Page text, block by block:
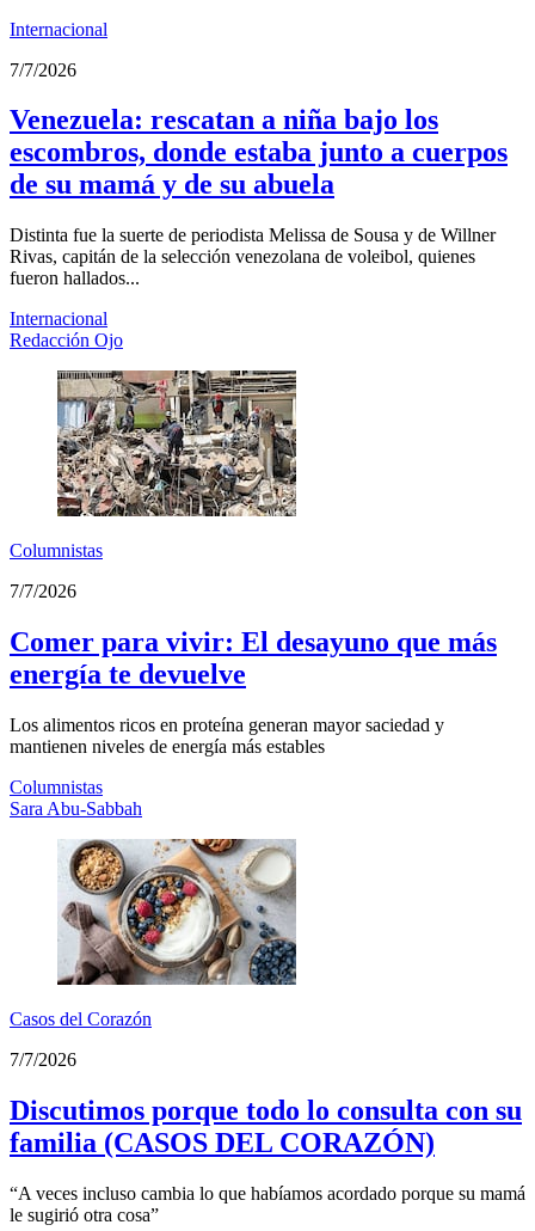
Internacional
7/7/2026
Venezuela: rescatan a niña bajo los
escombros, donde estaba junto a cuerpos
de su mamá y de su abuela
Distinta fue la suerte de periodista Melissa de Sousa y de Willner
Rivas, capitán de la selección venezolana de voleibol, quienes
fueron hallados...
Internacional
Redacción Ojo
Columnistas
7/7/2026
Comer para vivir: El desayuno que más
energía te devuelve
Los alimentos ricos en proteína generan mayor saciedad y
mantienen niveles de energía más estables
Columnistas
Sara Abu-Sabbah
Casos del Corazón
7/7/2026
Discutimos porque todo lo consulta con su
familia (CASOS DEL CORAZÓN)
“A veces incluso cambia lo que habíamos acordado porque su mamá
le sugirió otra cosa”